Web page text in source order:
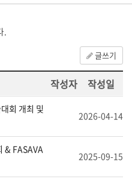
.
글쓰기
작성자 작성일
회 개최 및
2026-04-14
& FASAVA
2025-09-15